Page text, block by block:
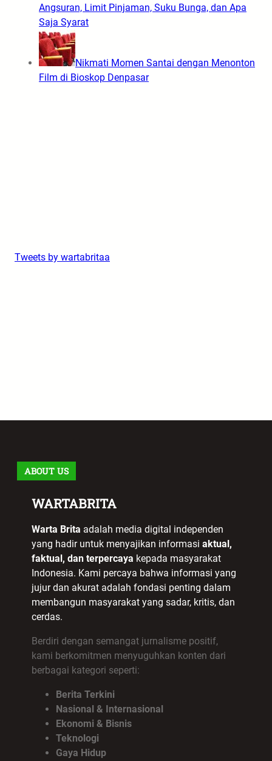
Angsuran, Limit Pinjaman, Suku Bunga, dan Apa
Saja Syarat
Nikmati Momen Santai dengan Menonton
Film di Bioskop Denpasar
Tweets by wartabritaa
ABOUT US
WARTABRITA
Warta Brita adalah media digital independen
yang hadir untuk menyajikan informasi aktual,
faktual, dan terpercaya kepada masyarakat
Indonesia. Kami percaya bahwa informasi yang
jujur dan akurat adalah fondasi penting dalam
membangun masyarakat yang sadar, kritis, dan
cerdas.
Berdiri dengan semangat jurnalisme positif,
kami berkomitmen menyuguhkan konten dari
berbagai kategori seperti:
Berita Terkini
Nasional & Internasional
Ekonomi & Bisnis
Teknologi
Gaya Hidup